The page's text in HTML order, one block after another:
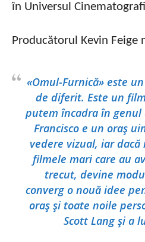
în Universul
Producătorul Kevin Feige
«Omul-Furnică» este
de diferit. Este un
putem încadra în genul
Francisco e un oraş
vedere vizual, iar
filmele mari care au
trecut, devine
converg o nouă idee
oraş şi toate noile
Scott Lang şi a